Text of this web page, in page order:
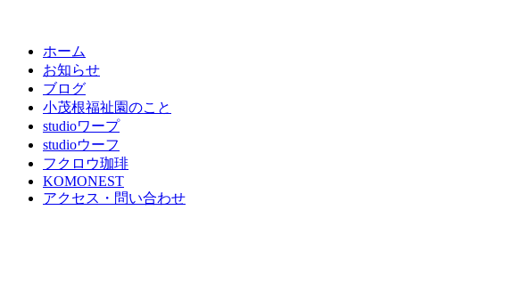
ホーム
お知らせ
ブログ
小茂根福祉園のこと
studioワープ
studioウーフ
フクロウ珈琲
KOMONEST
アクセス・問い合わせ